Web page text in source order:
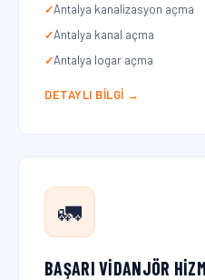
Antalya kanalizasyon açma
Antalya kanal açma
Antalya logar açma
DETAYLI BILGI →
🚛
BAŞARI VIDANJÖR